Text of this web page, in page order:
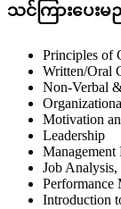
သင်ကြားပေးမည့်
Principles of
Written/Oral
Non-Verbal
Motivation
Leadership
Management
Job Analysis,
Performance
Introduction